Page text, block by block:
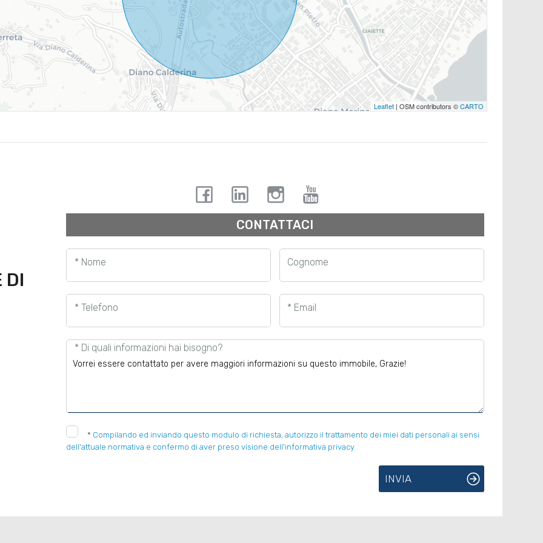
Leaflet| OSM contributors ©CARTO
DI
CONTATTACI
* Nome Cognome
* Telefono * Email
* Di quali informazioni hai bisogno?
* Compilando ed inviando questo modulo di richiesta, autorizzo il trattamento dei miei dati personali ai sensi
dell'attuale normativa e confermo di aver preso visione dell'informativa privacy.
INVIA